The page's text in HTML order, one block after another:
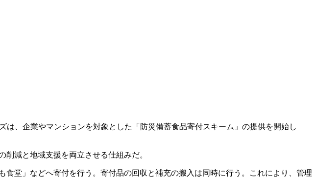
、企業やマンションを対象とした「防災備蓄食品寄付スキーム」の提供を開始し
減と地域支援を両立させる仕組みだ。
堂」などへ寄付を行う。寄付品の回収と補充の搬入は同時に行う。これにより、管理